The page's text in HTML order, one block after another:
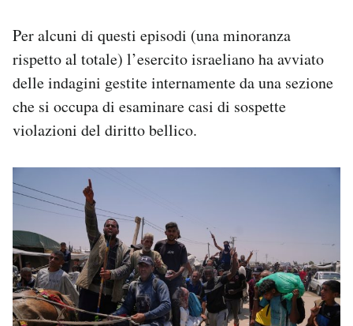
Per alcuni di questi episodi (una minoranza
rispetto al totale) l’esercito israeliano ha avviato
delle indagini gestite internamente da una sezione
che si occupa di esaminare casi di sospette
violazioni del diritto bellico.